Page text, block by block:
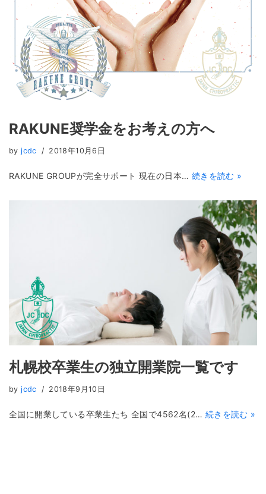
RAKUNE奨学金をお考えの方へ
byjcdc 2018年10月6日
RAKUNE GROUPが完全サポート 現在の日本… 続きを読む »
札幌校卒業生の独立開業院一覧です
byjcdc 2018年9月10日
全国に開業している卒業生たち 全国で4562名(2… 続きを読む »